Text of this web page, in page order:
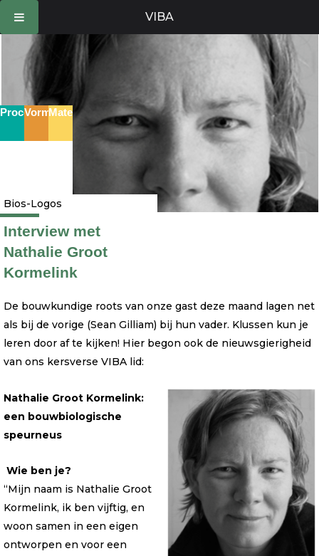
VIBA
inhoud
ProcesVormMaterie
Bios-Logos
Interview met
Nathalie Groot
Kormelink
De bouwkundige roots van onze gast deze maand lagen net
als bij de vorige (Sean Gilliam) bij hun vader. Klussen kun je
leren door af te kijken! Hier begon ook de nieuwsgierigheid
van ons kersverse VIBA lid:
Nathalie Groot Kormelink:
een bouwbiologische
speurneus
Wie ben je?
“Mijn naam is Nathalie Groot
Kormelink, ik ben vijftig, en
woon samen in een eigen
ontworpen en voor een